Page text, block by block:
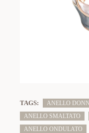
TAGS: ANELLO
ANELLO SMALTATO
ANELLO ONDULATO